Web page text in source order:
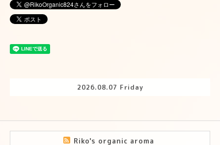
2026.08.07 Friday
Riko's organic aroma